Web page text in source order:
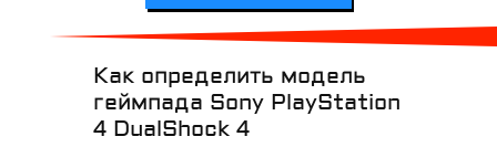
Как определить модель
геймпада Sony PlayStation
4 DualShock 4